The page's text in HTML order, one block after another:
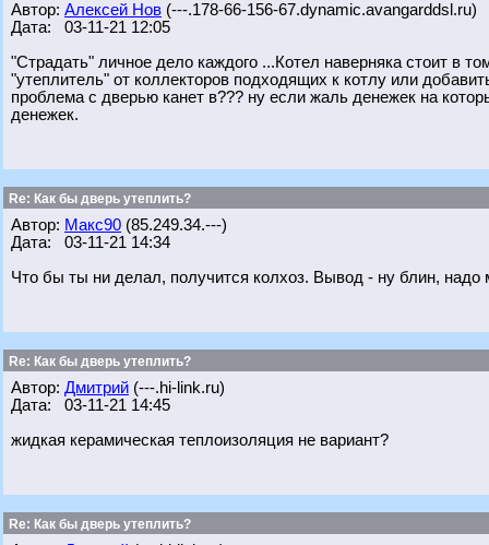
Автор: Алексей Нов (---.178-66-156-67.dynamic.avangarddsl.ru)
Дата: 03-11-21 12:05
"Страдать" личное дело каждого ...Котел наверняка стоит в
"утеплитель" от коллекторов подходящих к котлу или
проблема с дверью канет в??? ну если жаль денежек на
денежек.
Re: Как бы дверь утеплить?
Автор: Макс90 (85.249.34.---)
Дата: 03-11-21 14:34
Что бы ты ни делал, получится колхоз. Вывод - ну блин, надо
Re: Как бы дверь утеплить?
Автор: Дмитрий (---.hi-link.ru)
Дата: 03-11-21 14:45
жидкая керамическая теплоизоляция не вариант?
Re: Как бы дверь утеплить?